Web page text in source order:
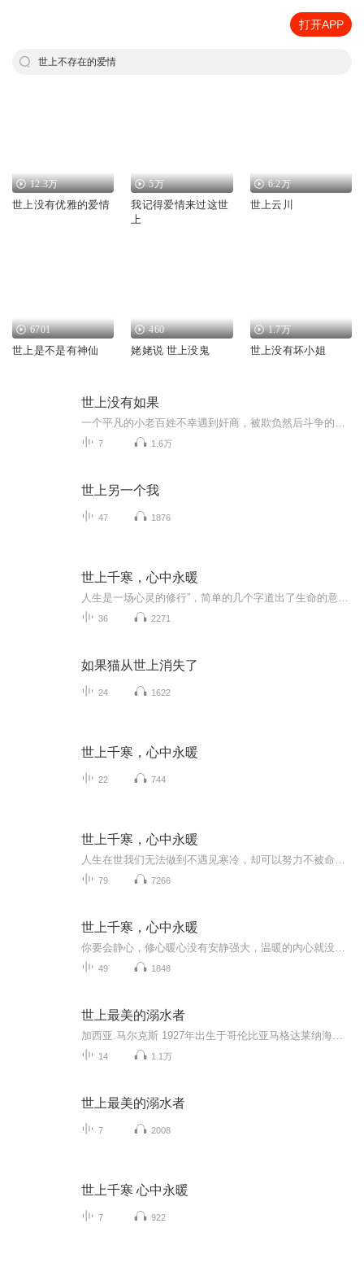
打开APP
世上不存在的爱情
12.3万
世上没有优雅的爱情
5万
我记得爱情来过这世
上
6.2万
世上云川
6701
世上是不是有神仙
460
姥姥说 世上没鬼
1.7万
世上没有坏小姐
世上没有如果
7 1.6万
世上另一个我
47 1876
世上千寒，心中永暖
36 2271
如果猫从世上消失了
24 1622
世上千寒，心中永暖
22 744
世上千寒，心中永暖
79 7266
世上千寒，心中永暖
49 1848
世上最美的溺水者
14 1.1万
世上最美的溺水者
7 2008
世上千寒 心中永暖
7 922